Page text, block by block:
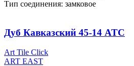
Тип соединения: замковое
Дуб Кавказский 45-14 ATC
Art Tile Click
ART EAST